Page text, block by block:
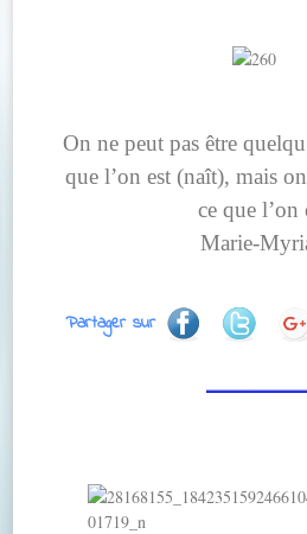
On ne peut pas être
que l’on est (naît), mais
ce que l’on
Marie-
Partager sur